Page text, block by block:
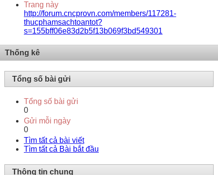
Trang này
http://forum.cncprovn.com/members/117281-
thucphamsachtoantot?
s=155bff06e83d2b5f13b069f3bd549301
Thống kê
Tổng số bài gửi
Tổng số bài gửi
0
Gửi mỗi ngày
0
Tìm tất cả bài viết
Tìm tất cả Bài bắt đầu
Thông tin chung